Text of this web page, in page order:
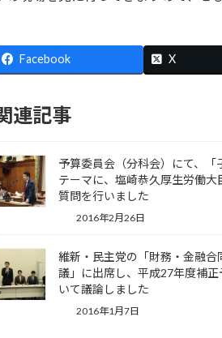
Facebook X
連記事
予算委員会（分科会）にて、「
テーマに、塩崎恭久厚生労働大
質問を行いました
2016年2月26日
維新・民主党の「財務・金融合
議」に出席し、平成27年度補正
いて議論しました
2016年1月7日